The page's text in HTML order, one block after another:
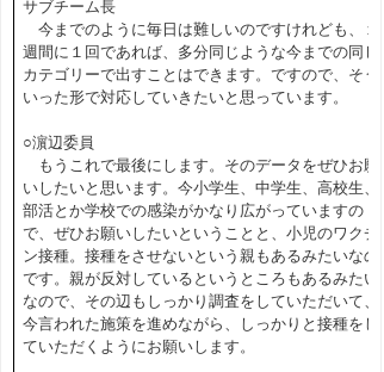
サブチーム長
今までのように毎日は難しいのですけれども、１
週間に１回であれば、多分同じような今までの同じ
カテゴリーで出すことはできます。ですので、そう
いった形で対応していきたいと思っています。
○濵辺委員
もうこれで最後にします。そのデータをぜひお願
いしたいと思います。今小学生、中学生、高校生、
部活とか学校での感染がかなり広がっていますの
で、ぜひお願いしたいということと、小児のワクチ
ン接種。接種をさせないという親もあるみたいなの
です。親が反対しているというところもあるみたい
なので、その辺もしっかり調査をしていただいて、
今言われた施策を進めながら、しっかりと接種をし
ていただくようにお願いします。